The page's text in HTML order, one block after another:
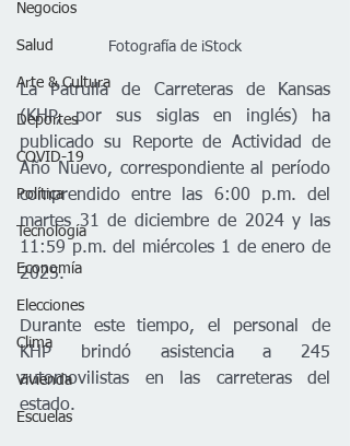
Negocios
Salud
Arte & Cultura
Deportes
COVID-19
Política
Tecnología
Economía
Elecciones
Clima
Vivienda
Escuelas
Fotografía de iStock
La Patrulla de Carreteras de Kansas
(KHP, por sus siglas en inglés) ha
publicado su Reporte de Actividad de
Año Nuevo, correspondiente al período
comprendido entre las 6:00 p.m. del
martes 31 de diciembre de 2024 y las
11:59 p.m. del miércoles 1 de enero de
2025.
Durante este tiempo, el personal de
KHP brindó asistencia a 245
automovilistas en las carreteras del
estado.